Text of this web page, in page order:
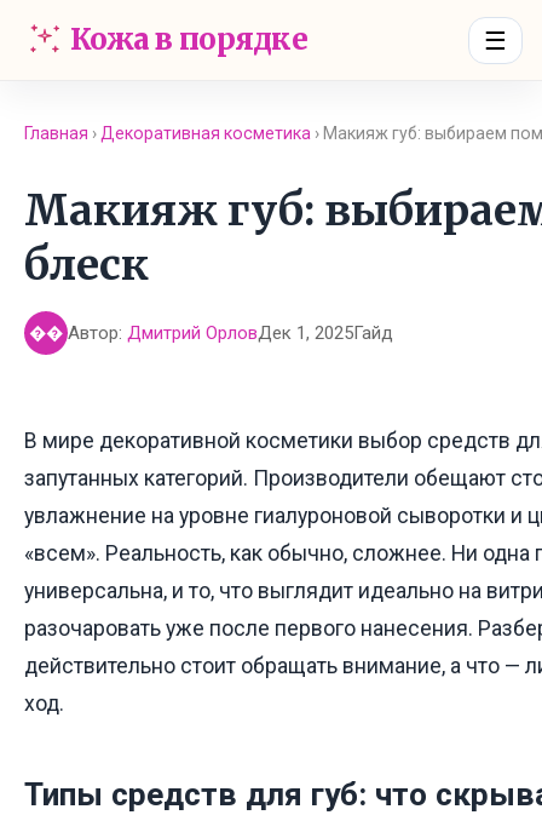
Кожа в порядке ☰
Главная › Декоративная косметика › Макияж губ: выбираем
Макияж губ:
блеск
�� Автор: Дмитрий ОрловДек 1, 2025Гайд
В мире декоративной косметики выбор средств
запутанных категорий. Производители обещают
увлажнение на уровне гиалуроновой сыворотки и
«всем». Реальность, как обычно, сложнее. Ни одна
универсальна, и то, что выглядит идеально на
разочаровать уже после первого нанесения.
действительно стоит обращать внимание, а что —
ход.
Типы средств для губ: что